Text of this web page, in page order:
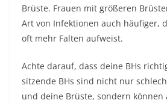
Brüste. Frauen mit größeren
Art von Infektionen auch häufiger,
oft mehr Falten aufweist.
Achte darauf, dass deine BHs
sitzende BHs sind nicht nur
und deine Brüste, sondern können